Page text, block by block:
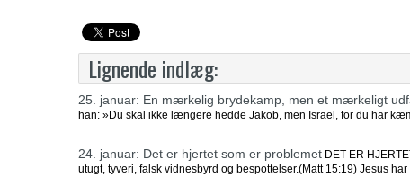
Lignende indlæg:
25. januar: En mærkelig brydekamp, men et mærkeligt
han: »Du skal ikke længere hedde Jakob, men Israel, for du har
24. januar: Det er hjertet som er problemet DET ER
utugt, tyveri, falsk vidnesbyrd og bespottelser.(Matt 15:19) Jesus